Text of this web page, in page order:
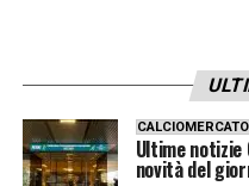
CALCIOMERCATO
Ultime
novità del